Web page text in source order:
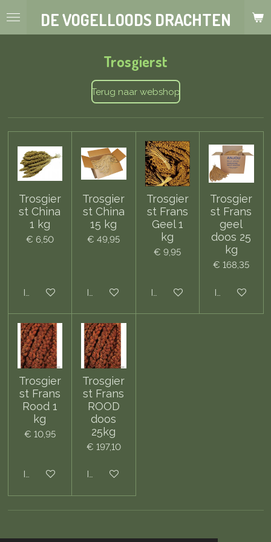
Ga
DE VOGELLOODS DRACHTEN
Trosgierst
Terug naar webshop
Trosgier
st China
1 kg
€ 6,50
In winkelwagen
Trosgier
st China
15 kg
€ 49,95
In winkelwagen
Trosgier
st Frans
Geel 1
kg
€ 9,95
In winkelwagen
Trosgier
st Frans
geel
doos 25
kg
€ 168,35
In
Trosgier
st Frans
Rood 1
kg
€ 10,95
In winkelwagen
Trosgier
st Frans
ROOD
doos
25kg
€ 197,10
In winkelwagen